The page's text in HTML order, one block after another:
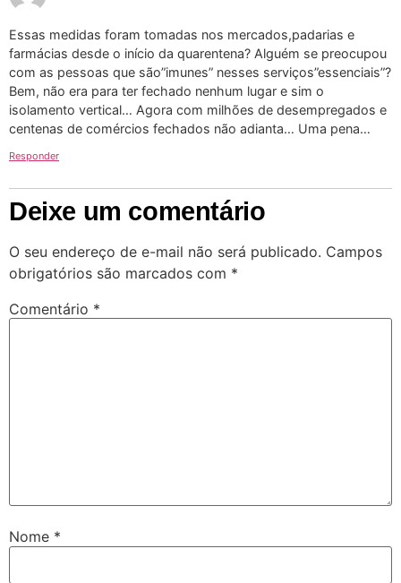
Essas medidas foram tomadas nos mercados,padarias e
farmácias desde o início da quarentena? Alguém se preocupou
com as pessoas que são”imunes” nesses serviços”essenciais”?
Bem, não era para ter fechado nenhum lugar e sim o
isolamento vertical… Agora com milhões de desempregados e
centenas de comércios fechados não adianta… Uma pena…
Responder
Deixe um comentário
O seu endereço de e-mail não será publicado. Campos
obrigatórios são marcados com *
Comentário *
Nome *